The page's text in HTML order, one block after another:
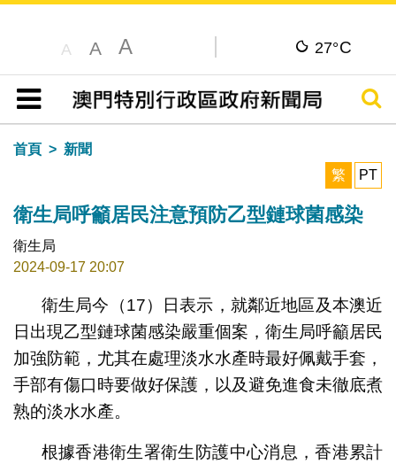
A A A 27°C
目錄
搜尋
首頁
新聞
繁
PT
衛生局呼籲居民注意預防乙型鏈球菌感染
衛生局
2024-09-17 20:07
衛生局今（17）日表示，就鄰近地區及本澳近
日出現乙型鏈球菌感染嚴重個案，衛生局呼籲居民
加強防範，尤其在處理淡水水產時最好佩戴手套，
手部有傷口時要做好保護，以及避免進食未徹底煮
熟的淡水水產。
根據香港衛生署衛生防護中心消息，香港累計